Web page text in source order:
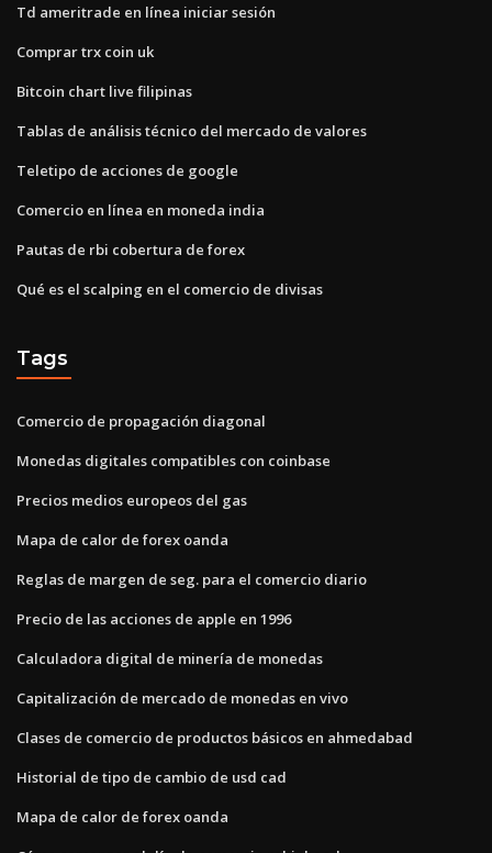
Td ameritrade en línea iniciar sesión
Comprar trx coin uk
Bitcoin chart live filipinas
Tablas de análisis técnico del mercado de valores
Teletipo de acciones de google
Comercio en línea en moneda india
Pautas de rbi cobertura de forex
Qué es el scalping en el comercio de divisas
Tags
Comercio de propagación diagonal
Monedas digitales compatibles con coinbase
Precios medios europeos del gas
Mapa de calor de forex oanda
Reglas de margen de seg. para el comercio diario
Precio de las acciones de apple en 1996
Calculadora digital de minería de monedas
Capitalización de mercado de monedas en vivo
Clases de comercio de productos básicos en ahmedabad
Historial de tipo de cambio de usd cad
Mapa de calor de forex oanda